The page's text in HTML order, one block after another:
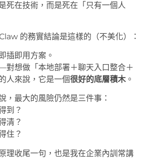
死在技術，而是死在「只有一個人
的務實結論是這樣的（不美化）：
插即用方案。
想做「本地部署＋聊天入口整合＋
人來說，它是一個很好的底層積木。
，最大的風險仍然是三件事：
到？
清？
住？
理收尾一句，也是我在企業內訓常講